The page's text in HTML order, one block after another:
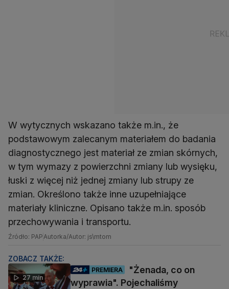
W wytycznych wskazano także m.in., że
podstawowym zalecanym materiałem do badania
diagnostycznego jest materiał ze zmian skórnych,
w tym wymazy z powierzchni zmiany lub wysięku,
łuski z więcej niż jednej zmiany lub strupy ze
zmian. Określono także inne uzupełniające
materiały kliniczne. Opisano także m.in. sposób
przechowywania i transportu.
Źródło: PAPAutorka/Autor: js\mtom
ZOBACZ TAKŻE:
27 min
PREMIERA
"Żenada, co on
wyprawia". Pojechaliśmy